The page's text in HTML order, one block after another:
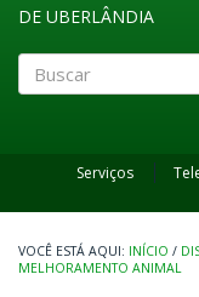
DE UBERLÂNDIA
Serviços
INÍCIO /
MELHORAMENTO ANIMAL